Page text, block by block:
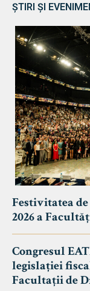
ȘTIRI ȘI
Festivitatea
2026 a
Congresul
legislației
Facultații de